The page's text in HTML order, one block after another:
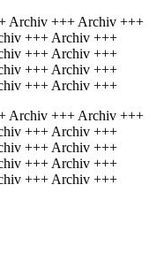
Archiv +++ Archiv +++
+++ Archiv +++
+++ Archiv +++
+++ Archiv +++
+++ Archiv +++
Archiv +++ Archiv +++
+++ Archiv +++
+++ Archiv +++
+++ Archiv +++
+++ Archiv +++